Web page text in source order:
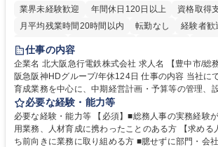
業界未経験歓迎
年間休日120日以上
資格取得
月平均残業時間20時間以内
転勤なし 経験者歓
退職金あり
土日祝休み
服装自由 昼食補助あり 食事補助
仕事の内容
企業名 北大阪急行電鉄株式会社 求人名 【豊中市/総務人事】経験者歓迎！/
阪急阪神HDグループ/年休124日 仕事の内容 当社にて採用関係業務、人材
育成業務を中心に、中期経営計画・予算等の管理、
定、さらに社内の重要会議の運営等、経営の根幹と
務全般を担当していただきます。 【主な業務内容】 ■採用関係業務および
人材育成(社員研修)業務の推進 ■中期経営計画およ
投資計画等の策定 ■社内の重要会議の運営 ■その他総
必要な経験・能力等
必要な経験・能力等 【必須】■総務人事の実務経験
用業務、人材育成に携わったことのある方 【求める人物像】 ■探求心を持
ち前向きに業務に取り組める方 ■臆せずに部門・会